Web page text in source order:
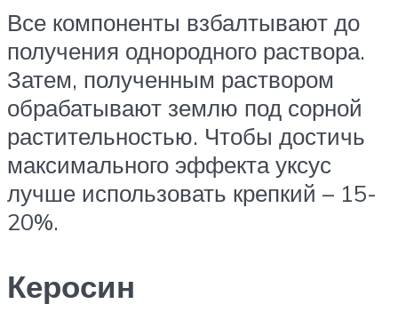
Все компоненты взбалтывают до
получения однородного раствора.
Затем, полученным раствором
обрабатывают землю под сорной
растительностью. Чтобы достичь
максимального эффекта уксус
лучше использовать крепкий – 15-
20%.
Керосин